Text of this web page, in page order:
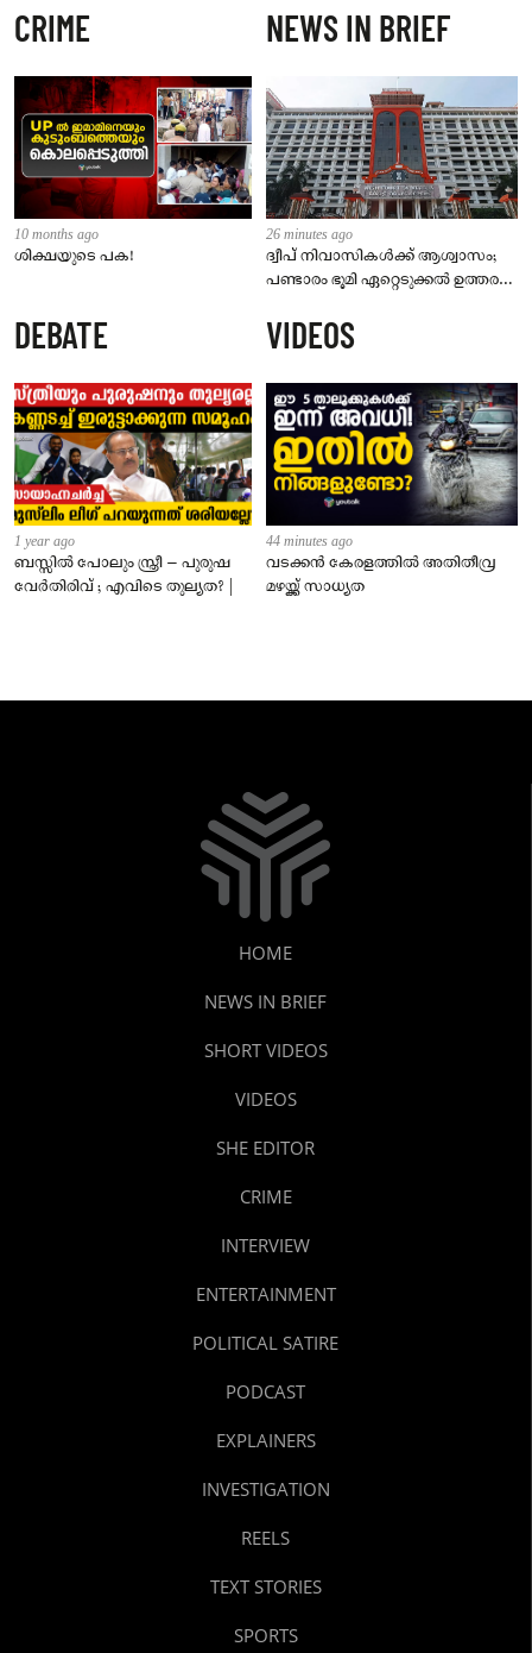
CRIME
10 months ago
ശിക്ഷയുടെ പക!
NEWS IN BRIEF
26 minutes ago
ദ്വീപ് നിവാസികൾക്ക് ആശ്വാസം;
പണ്ടാരം ഭൂമി ഏറ്റെടുക്കൽ ഉത്തരവ്
DEBATE
1 year ago
ബസ്സിൽ പോലും സ്ത്രീ – പുരുഷ
വേർതിരിവ് ; എവിടെ തുല്യത? |
VIDEOS
44 minutes ago
വടക്കൻ കേരളത്തിൽ അതിതീവ്ര
മഴയ്ക്ക് സാധ്യത
HOME
NEWS IN BRIEF
SHORT VIDEOS
VIDEOS
SHE EDITOR
CRIME
INTERVIEW
ENTERTAINMENT
POLITICAL SATIRE
PODCAST
EXPLAINERS
INVESTIGATION
REELS
TEXT STORIES
SPORTS